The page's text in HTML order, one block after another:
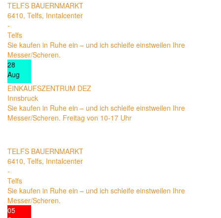
TELFS BAUERNMARKT
6410, Telfs, Inntalcenter
-
Telfs
Sie kaufen in Ruhe ein – und ich schleife einstweilen Ihre
Messer/Scheren.
28
Aug
EINKAUFSZENTRUM DEZ
Innsbruck
Sie kaufen in Ruhe ein – und ich schleife einstweilen Ihre
Messer/Scheren. Freitag von 10-17 Uhr
TELFS BAUERNMARKT
6410, Telfs, Inntalcenter
-
Telfs
Sie kaufen in Ruhe ein – und ich schleife einstweilen Ihre
Messer/Scheren.
05